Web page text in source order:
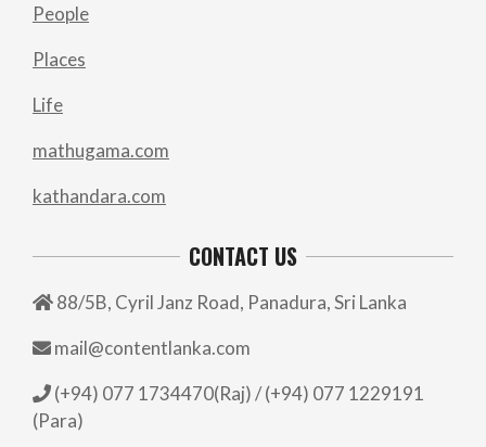
People
Places
Life
mathugama.com
kathandara.com
CONTACT US
88/5B, Cyril Janz Road, Panadura, Sri Lanka
mail@contentlanka.com
(+94) 077 1734470(Raj) / (+94) 077 1229191
(Para)